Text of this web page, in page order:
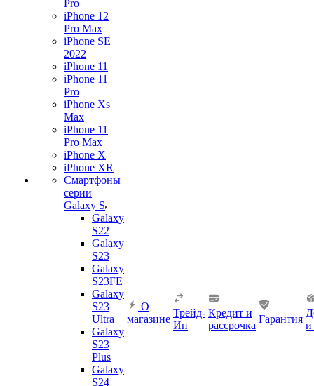
Pro
iPhone 12
Pro Max
iPhone SE
2022
iPhone 11
iPhone 11
Pro
iPhone Xs
Max
iPhone 11
Pro Max
iPhone X
iPhone XR
Смартфоны
серии
Galaxy S
Galaxy
S22
Galaxy
S23
Galaxy
S23FE
Galaxy
S23
Ultra
Galaxy
S23
Plus
Galaxy
S24
О
магазине
Трейд-
Ин
Кредит и
рассрочка
Гарантия
и